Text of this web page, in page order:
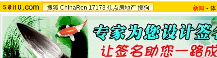
搜狐 ChinaRen 17173 焦点房地产 搜狗 新闻 -